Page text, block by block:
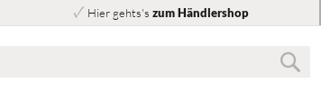
Hier gehts's zum Händlershop